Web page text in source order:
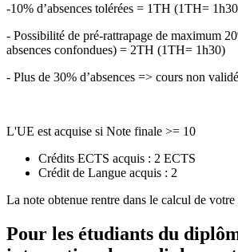
-10% d’absences tolérées = 1TH (1TH=
- Possibilité de pré-rattrapage de maximum
absences confondues) = 2TH (1TH= 1h30)
- Plus de 30% d’absences => cours non validé
L'UE est acquise si Note finale >= 10
Crédits ECTS acquis : 2 ECTS
Crédit de Langue acquis : 2
La note obtenue rentre dans le calcul de
Pour les étudiants du